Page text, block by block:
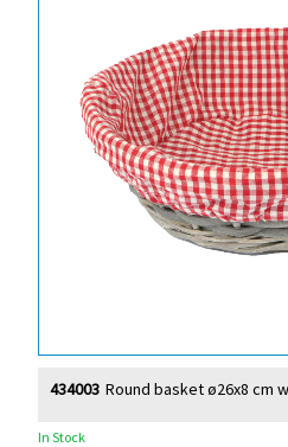
Round basket ø26x8 cm
434003
In Stock